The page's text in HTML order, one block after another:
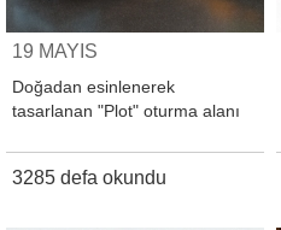
19 MAYIS
Doğadan esinlenerek
tasarlanan "Plot" oturma alanı
3285 defa okundu